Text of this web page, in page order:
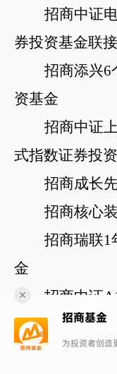
招商中证
券投资基金联
招商添兴6
资基金
招商中证
式指数证券投
招商成长
招商核心
招商瑞联1
金
招商中证
资基金
招商远见
招商基金
为投资者创造